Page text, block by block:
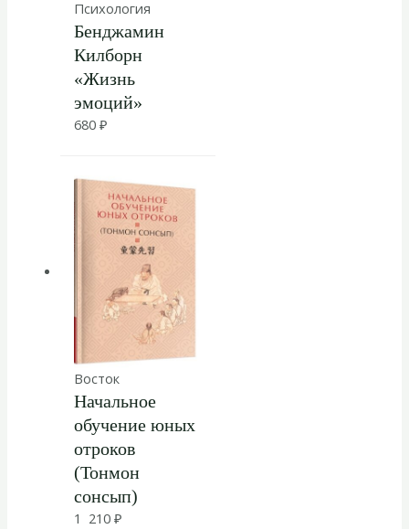
Психология
Бенджамин
Килборн
«Жизнь
эмоций»
680 ₽
Восток
Начальное
обучение юных
отроков
(Тонмон
сонсып)
1 210 ₽